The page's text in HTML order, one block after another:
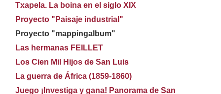
Txapela. La boina en el siglo XIX
Proyecto "Paisaje industrial"
Proyecto "mappingalbum"
Las hermanas FEILLET
Los Cien Mil Hijos de San Luis
La guerra de África (1859-1860)
Juego ¡Investiga y gana! Panorama de San